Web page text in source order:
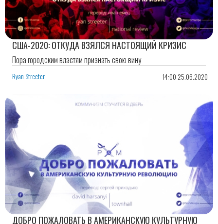
США-2020: ОТКУДА ВЗЯЛСЯ НАСТОЯЩИЙ КРИЗИС
Пора городским властям признать свою вину
Ryan Streeter 14:00 25.06.2020
ДОБРО ПОЖАЛОВАТЬ В АМЕРИКАНСКУЮ КУЛЬТУРНУЮ